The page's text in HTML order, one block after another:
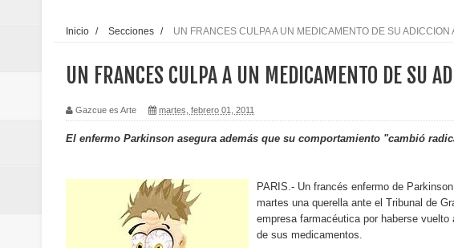
Designan a Angelina Biviana Riveiro como
Humano Seguros inaugura nueva localidad de
Sexappeal celebra 25 años de trayectoria
conmemorativos
Inicio / Secciones / UN FRANCES CULPA A UN MEDICAMENTO DE SU ADICCION
UN FRANCES CULPA A UN MEDICAMENTO DE SU
Gazcue es Arte martes, febrero 01, 2011
El enfermo Parkinson asegura además que su comportamiento "cambió
PARIS.- Un francés enfermo de
martes una querella ante el Tribunal de
empresa farmacéutica por haberse
de sus medicamentos.